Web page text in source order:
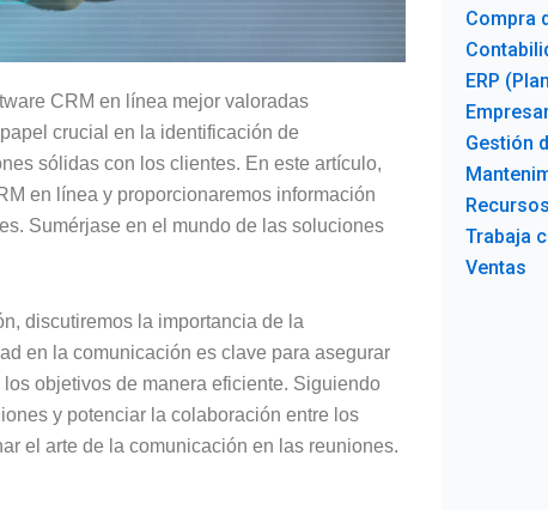
CRM en línea mejor valoradas
crucial en la identificación de
sólidas con los clientes. En este artículo,
en línea y proporcionaremos información
Sumérjase en el mundo de las soluciones
discutiremos la importancia de la
en la comunicación es clave para asegurar
objetivos de manera eficiente. Siguiendo
y potenciar la colaboración entre los
el arte de la comunicación en las reuniones.
Compra
ERP
Gestión
Trabaja
Ventas